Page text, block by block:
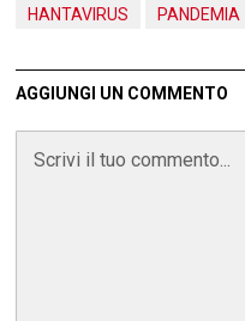
HANTAVIRUS PANDEMIA
AGGIUNGI UN COMMENTO